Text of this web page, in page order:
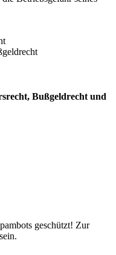
Bußgeldrecht und
geschützt! Zur